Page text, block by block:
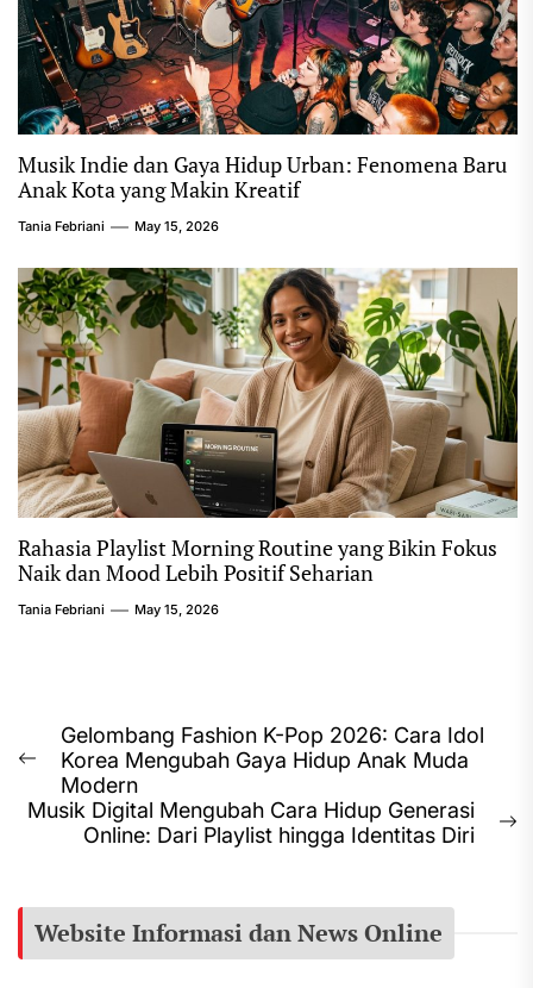
Musik Indie dan Gaya Hidup Urban: Fenomena Baru
Anak Kota yang Makin Kreatif
Tania Febriani May 15, 2026
Rahasia Playlist Morning Routine yang Bikin Fokus
Naik dan Mood Lebih Positif Seharian
Tania Febriani May 15, 2026
Post
navigation
Previous
post:
Gelombang Fashion K-Pop 2026: Cara Idol
Korea Mengubah Gaya Hidup Anak Muda
Modern
Musik Digital Mengubah Cara Hidup Generasi
Online: Dari Playlist hingga Identitas Diri
Website Informasi dan News Online